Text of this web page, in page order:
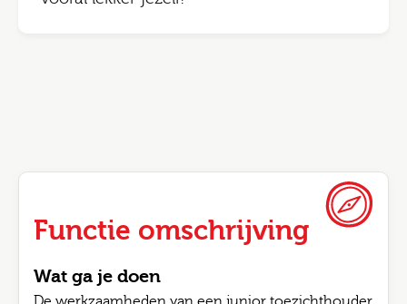
Functie omschrijving
Wat ga je doen